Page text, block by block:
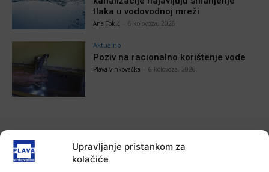
Upravljanje pristankom za
kolačiće
tlaka u vodovodnoj mreži
Ana Tokić 6 kolovoza, 2026
Aktualno
Poziv na racionalno korištenje vode
Plava vinkovačka 6 kolovoza, 2026
POVEZANE VIJESTI